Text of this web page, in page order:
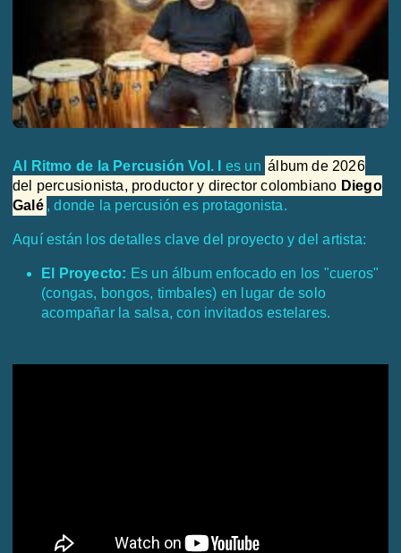
Al Ritmo de la Percusión Vol. I es un álbum de 2026
del percusionista, productor y director colombiano Diego
Galé , donde la percusión es protagonista.
Aquí están los detalles clave del proyecto y del artista:
El Proyecto: Es un álbum enfocado en los "cueros"
(congas, bongos, timbales) en lugar de solo
acompañar la salsa, con invitados estelares.